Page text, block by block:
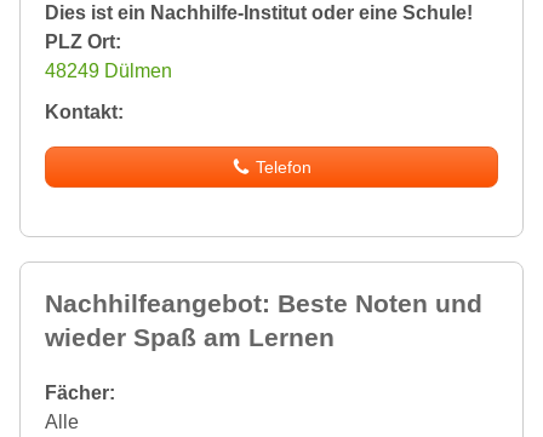
Dies ist ein Nachhilfe-Institut oder eine Schule!
PLZ Ort:
48249 Dülmen
Kontakt:
Telefon
Nachhilfeangebot: Beste Noten und
wieder Spaß am Lernen
Fächer:
Alle